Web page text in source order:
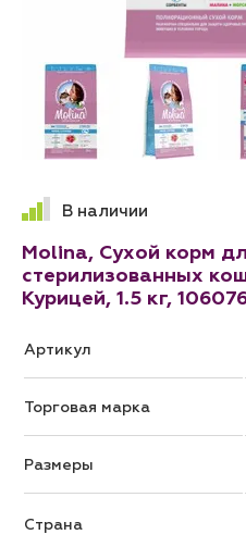
В наличии
Molina, Сухой корм
стерилизованных
Курицей, 1.5 кг,
Артикул
Торговая марка
Размеры
Страна